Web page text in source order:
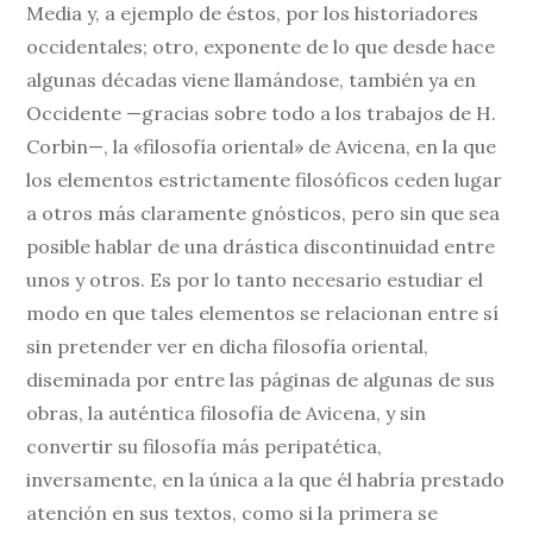
Media y, a ejemplo de éstos, por los historiadores
occidentales; otro, exponente de lo que desde hace
algunas décadas viene llamándose, también ya en
Occidente —gracias sobre todo a los trabajos de H.
Corbin—, la «filosofía oriental» de Avicena, en la que
los elementos estrictamente filosóficos ceden lugar
a otros más claramente gnósticos, pero sin que sea
posible hablar de una drástica discontinuidad entre
unos y otros. Es por lo tanto necesario estudiar el
modo en que tales elementos se relacionan entre sí
sin pretender ver en dicha filosofía oriental,
diseminada por entre las páginas de algunas de sus
obras, la auténtica filosofía de Avicena, y sin
convertir su filosofía más peripatética,
inversamente, en la única a la que él habría prestado
atención en sus textos, como si la primera se